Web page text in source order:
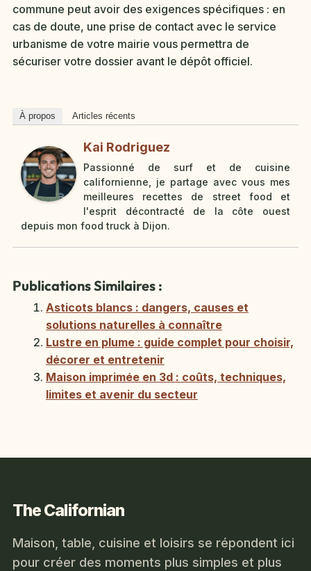
commune peut avoir des exigences spécifiques : en
cas de doute, une prise de contact avec le service
urbanisme de votre mairie vous permettra de
sécuriser votre dossier avant le dépôt officiel.
À propos Articles récents
Kai Rodriguez
Passionné de surf et de cuisine
californienne, je partage avec vous mes
meilleures recettes de street food et
l'esprit décontracté de la côte ouest
depuis mon food truck à Dijon.
Publications Similaires :
Asticots blancs : dangers, causes et
solutions naturelles à connaître
Lustre en plume : guide complet pour choisir,
décorer et entretenir
Maison imprimée en 3d : coûts, techniques,
limites et avenir du secteur
The Californian
Maison, table, cuisine et loisirs se répondent ici
pour créer des moments plus simples et plus